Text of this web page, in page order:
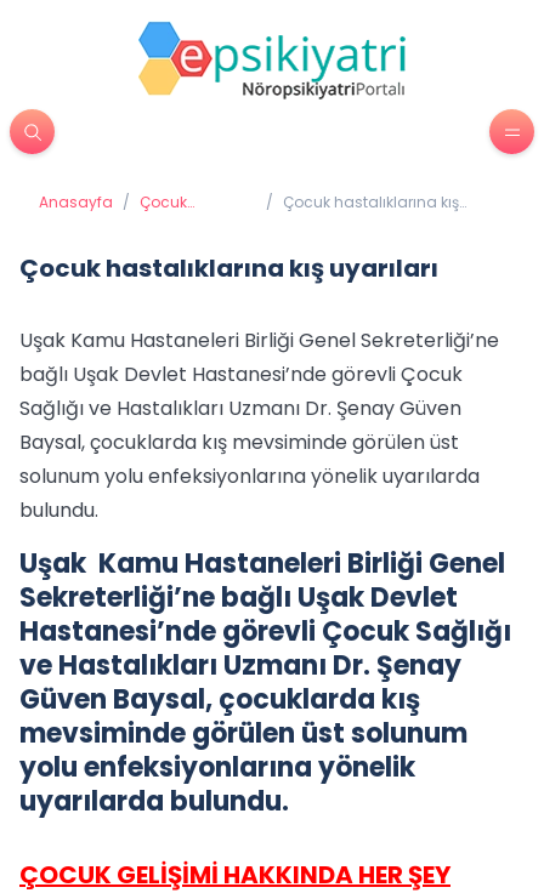
Anasayfa / Çocuk
/ Çocuk hastalıklarına kış
Çocuk hastalıklarına kış uyarıları
Uşak Kamu Hastaneleri Birliği Genel Sekreterliği’ne
bağlı Uşak Devlet Hastanesi’nde görevli Çocuk
Sağlığı ve Hastalıkları Uzmanı Dr. Şenay Güven
Baysal, çocuklarda kış mevsiminde görülen üst
solunum yolu enfeksiyonlarına yönelik uyarılarda
bulundu.
Uşak Kamu Hastaneleri Birliği Genel
Sekreterliği’ne bağlı Uşak Devlet
Hastanesi’nde görevli Çocuk Sağlığı
ve Hastalıkları Uzmanı Dr. Şenay
Güven Baysal, çocuklarda kış
mevsiminde görülen üst solunum
yolu enfeksiyonlarına yönelik
uyarılarda bulundu.
ÇOCUK GELİŞİMİ HAKKINDA HER ŞEY